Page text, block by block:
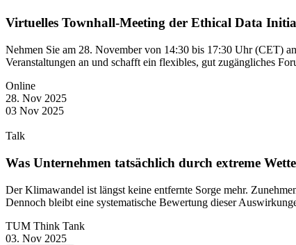
Virtuelles Townhall-Meeting der Ethical Data
Nehmen Sie am 28. November von 14:30 bis 17:30 Uhr (CET)
Veranstaltungen an und schafft ein flexibles, gut zugängliches
Online
28. Nov 2025
03 Nov 2025
Talk
Was Unternehmen tatsächlich durch extreme
Der Klimawandel ist längst keine entfernte Sorge mehr.
Dennoch bleibt eine systematische Bewertung dieser
TUM Think Tank
03. Nov 2025